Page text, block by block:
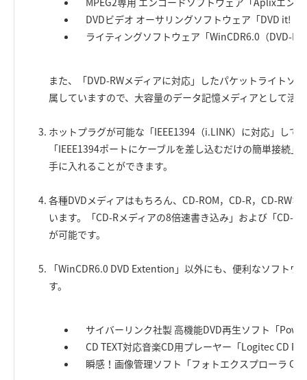
DVDビデオ オーサリングソフトウェア「DVD it! LE
ライティングソフトウェア「WinCDR6.0（DVD-R/
また、「DVD-RWメディアに対応」したパケットライトソ
属していますので、大容量のデータ記憶メディアとして活
ホットプラグが可能な「IEEE1394（i.LINK）に対応」して
「IEEE1394ポートにケーブルを差し込むだけの簡単接続
手に入れることができます。
各種DVDメディアはもちろん、CD-ROM，CD-R，CD-RW
います。「CD-Rメディアの8倍速書き込み」および「CD-
が可能です。
「WinCDR6.0 DVD Extention」以外にも、便利なソフトウ
す。
サイバーリンク社製 高機能DVD再生ソフト「
CD TEXT対応音楽CD用プレーヤー「Logitec CD
瞬感！画像管理ソフト「フォトエクスプローラ